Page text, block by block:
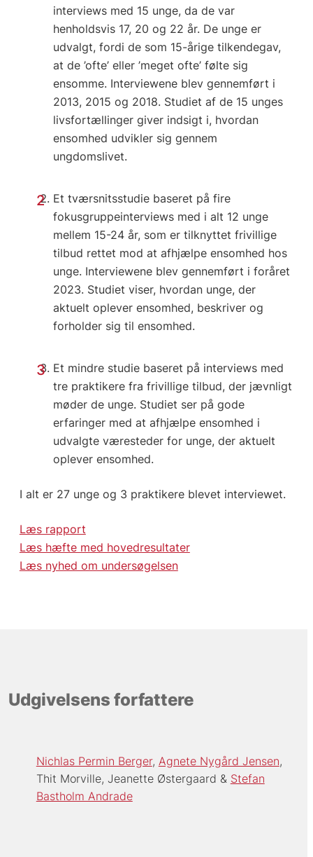
interviews med 15 unge, da de var
henholdsvis 17, 20 og 22 år. De unge er
udvalgt, fordi de som 15-årige tilkendegav,
at de ’ofte’ eller ’meget ofte’ følte sig
ensomme. Interviewene blev gennemført i
2013, 2015 og 2018. Studiet af de 15 unges
livsfortællinger giver indsigt i, hvordan
ensomhed udvikler sig gennem
ungdomslivet.
Et tværsnitsstudie baseret på fire
fokusgruppeinterviews med i alt 12 unge
mellem 15-24 år, som er tilknyttet frivillige
tilbud rettet mod at afhjælpe ensomhed hos
unge. Interviewene blev gennemført i foråret
2023. Studiet viser, hvordan unge, der
aktuelt oplever ensomhed, beskriver og
forholder sig til ensomhed.
Et mindre studie baseret på interviews med
tre praktikere fra frivillige tilbud, der jævnligt
møder de unge. Studiet ser på gode
erfaringer med at afhjælpe ensomhed i
udvalgte væresteder for unge, der aktuelt
oplever ensomhed.
I alt er 27 unge og 3 praktikere blevet interviewet.
Læs rapport
Læs hæfte med hovedresultater
Læs nyhed om undersøgelsen
Udgivelsens forfattere
Nichlas Permin Berger Agnete Nygård Jensen
Thit Morville Jeanette Østergaard
Stefan
Bastholm Andrade